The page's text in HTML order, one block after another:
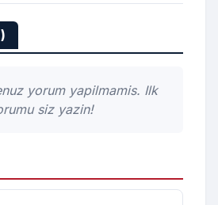
yorum yapilmamis. Ilk
siz yazin!